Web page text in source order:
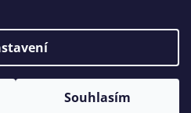
SouhlasímVytvořil Shoptet
práva